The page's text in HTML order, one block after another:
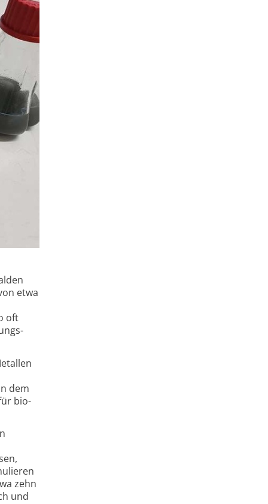
etwa
oft
dem
bio­
zehn
und